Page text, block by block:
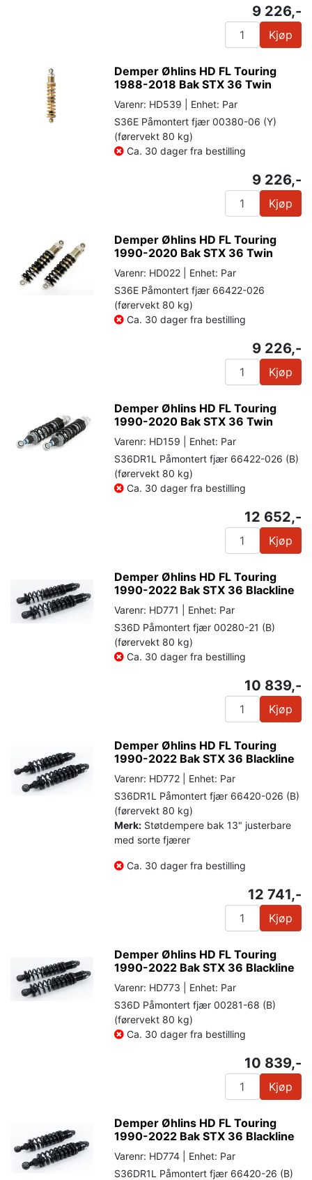
9 226,-
Kjøp
Demper Øhlins HD FL Touring
1988-2018 Bak STX 36 Twin
Varenr: HD539 | Enhet: Par
S36E Påmontert fjær 00380-06 (Y)
(førervekt 80 kg)
Ca. 30 dager fra bestilling
9 226,-
Kjøp
Demper Øhlins HD FL Touring
1990-2020 Bak STX 36 Twin
Varenr: HD022 | Enhet: Par
S36E Påmontert fjær 66422-026
(førervekt 80 kg)
Ca. 30 dager fra bestilling
9 226,-
Kjøp
Demper Øhlins HD FL Touring
1990-2020 Bak STX 36 Twin
Varenr: HD159 | Enhet: Par
S36DR1L Påmontert fjær 66422-026 (B)
(førervekt 80 kg)
Ca. 30 dager fra bestilling
12 652,-
Kjøp
Demper Øhlins HD FL Touring
1990-2022 Bak STX 36 Blackline
Varenr: HD771 | Enhet: Par
S36D Påmontert fjær 00280-21 (B)
(førervekt 80 kg)
Ca. 30 dager fra bestilling
10 839,-
Kjøp
Demper Øhlins HD FL Touring
1990-2022 Bak STX 36 Blackline
Varenr: HD772 | Enhet: Par
S36DR1L Påmontert fjær 66420-026 (B)
(førervekt 80 kg)
Merk: Støtdempere bak 13" justerbare
med sorte fjærer
Ca. 30 dager fra bestilling
12 741,-
Kjøp
Demper Øhlins HD FL Touring
1990-2022 Bak STX 36 Blackline
Varenr: HD773 | Enhet: Par
S36D Påmontert fjær 00281-68 (B)
(førervekt 80 kg)
Ca. 30 dager fra bestilling
10 839,-
Kjøp
Demper Øhlins HD FL Touring
1990-2022 Bak STX 36 Blackline
Varenr: HD774 | Enhet: Par
S36DR1L Påmontert fjær 66420-26 (B)